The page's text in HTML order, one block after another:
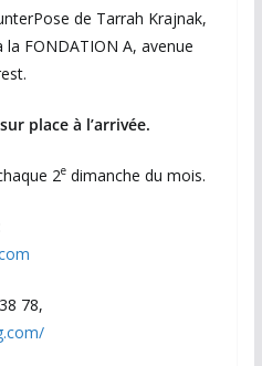
de Tarrah Krajnak,
FONDATION A, avenue
place à l’arrivée.
2edimanche du mois.
78,